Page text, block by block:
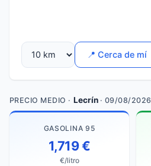
📍 Cerca de mí
PRECIO MEDIO · Lecrín· 09/08/2026
GASOLINA 95
1,719 €
€/litro